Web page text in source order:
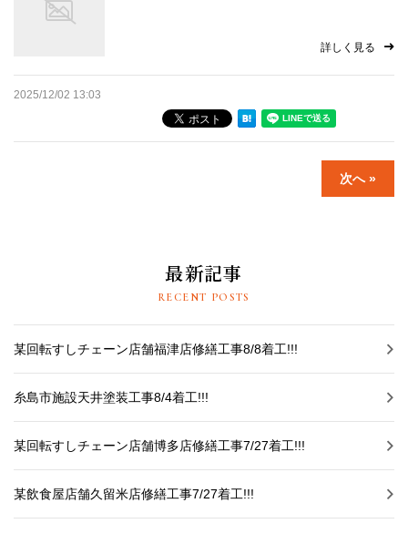
詳しく見る
2025/12/02 13:03
次へ »
最新記事
RECENT POSTS
某回転すしチェーン店舗福津店修繕工事8/8着工!!!
糸島市施設天井塗装工事8/4着工!!!
某回転すしチェーン店舗博多店修繕工事7/27着工!!!
某飲食屋店舗久留米店修繕工事7/27着工!!!